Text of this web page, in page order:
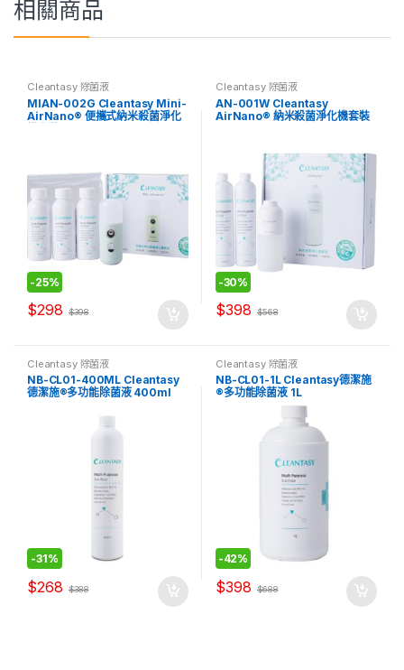
相關商品
Cleantasy 除菌液
MIAN-002G Cleantasy Mini-
AirNano® 便攜式納米殺菌淨化
-25%
$298 $398
Cleantasy 除菌液
AN-001W Cleantasy
AirNano® 納米殺菌淨化機套裝
-30%
$398 $568
Cleantasy 除菌液
NB-CL01-400ML Cleantasy
德潔施®多功能除菌液 400ml
-31%
$268 $388
Cleantasy 除菌液
NB-CL01-1L Cleantasy德潔施
®多功能除菌液 1L
-42%
$398 $688